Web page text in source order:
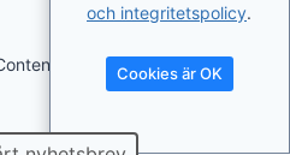
och integritetspolicy.
Cookies är OK